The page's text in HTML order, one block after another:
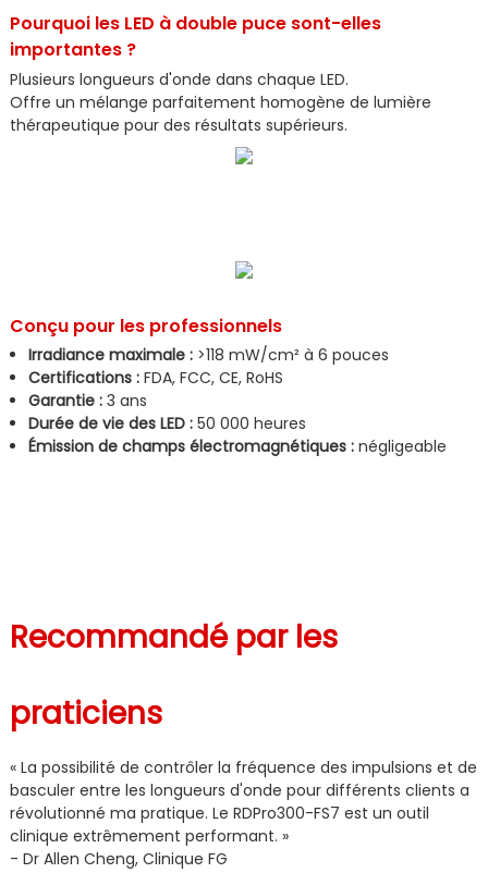
Pourquoi les LED à double puce sont-elles
importantes ?
Plusieurs longueurs d'onde dans chaque LED.
Offre un mélange parfaitement homogène de lumière
thérapeutique pour des résultats supérieurs.
Conçu pour les professionnels
Irradiance maximale :>118 mW/cm² à 6 pouces
Certifications :FDA, FCC, CE, RoHS
Garantie :3 ans
Durée de vie des LED :50 000 heures
Émission de champs électromagnétiques :négligeable
Recommandé par les
praticiens
« La possibilité de contrôler la fréquence des impulsions et de
basculer entre les longueurs d'onde pour différents clients a
révolutionné ma pratique. Le RDPro300-FS7 est un outil
clinique extrêmement performant. »
- Dr Allen Cheng, Clinique FG